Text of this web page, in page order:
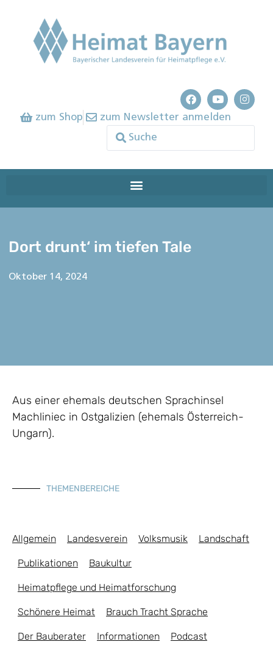
zum Shop zum Newsletter anmelden
Dort drunt‘ im tiefen Tale
Oktober 14, 2024
Aus einer ehemals deutschen Sprachinsel
Machliniec in Ostgalizien (ehemals Österreich-
Ungarn).
THEMENBEREICHE
Allgemein Landesverein Volksmusik Landschaft
Publikationen Baukultur
Heimatpflege und Heimatforschung
Schönere Heimat Brauch Tracht Sprache
Der Bauberater Informationen Podcast